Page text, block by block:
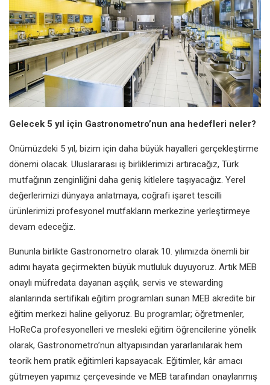
Gelecek 5 yıl için Gastronometro’nun ana hedefleri neler?
Önümüzdeki 5 yıl, bizim için daha büyük hayalleri gerçekleştirme
dönemi olacak. Uluslararası iş birliklerimizi artıracağız, Türk
mutfağının zenginliğini daha geniş kitlelere taşıyacağız. Yerel
değerlerimizi dünyaya anlatmaya, coğrafi işaret tescilli
ürünlerimizi profesyonel mutfakların merkezine yerleştirmeye
devam edeceğiz.
Bununla birlikte Gastronometro olarak 10. yılımızda önemli bir
adımı hayata geçirmekten büyük mutluluk duyuyoruz. Artık MEB
onaylı müfredata dayanan aşçılık, servis ve stewarding
alanlarında sertifikalı eğitim programları sunan MEB akredite bir
eğitim merkezi haline geliyoruz. Bu programlar; öğretmenler,
HoReCa profesyonelleri ve mesleki eğitim öğrencilerine yönelik
olarak, Gastronometro’nun altyapısından yararlanılarak hem
teorik hem pratik eğitimleri kapsayacak. Eğitimler, kâr amacı
gütmeyen yapımız çerçevesinde ve MEB tarafından onaylanmış